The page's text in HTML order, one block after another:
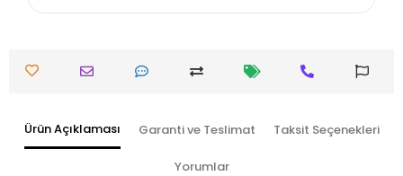
Ürün Açıklaması Garanti ve Teslimat Taksit Seçenekleri
Yorumlar